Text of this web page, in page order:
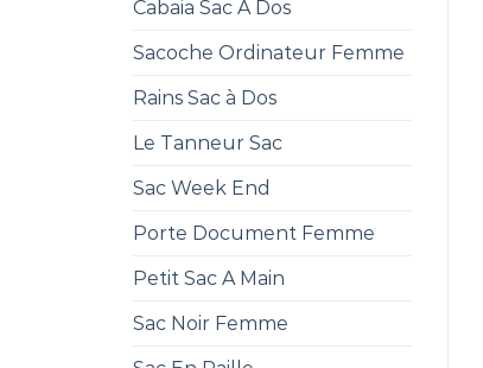
Cabaia Sac A Dos
Sacoche Ordinateur Femme
Rains Sac à Dos
Le Tanneur Sac
Sac Week End
Porte Document Femme
Petit Sac A Main
Sac Noir Femme